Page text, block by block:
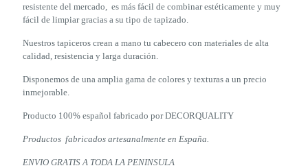
resistente del mercado, es más fácil de combinar estéticamente y muy
fácil de limpiar gracias a su tipo de tapizado.
Nuestros tapiceros crean a mano tu cabecero con materiales de alta
calidad, resistencia y larga duración.
Disponemos de una amplia gama de colores y texturas a un precio
inmejorable.
Producto 100% español fabricado por DECORQUALITY
Productos fabricados artesanalmente en España.
ENVIO GRATIS A TODA LA PENINSULA